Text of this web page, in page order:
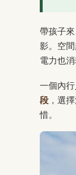
帶孩子
影。空
電力也消
一個內
段 ，選
惜。